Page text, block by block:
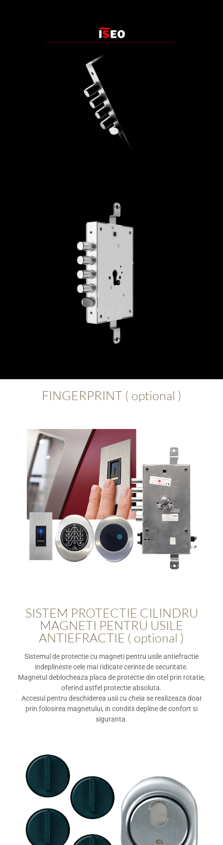
FINGERPRINT ( optional )
SISTEM PROTECTIE CILINDRU
MAGNETI PENTRU USILE
ANTIEFRACTIE ( optional )
Sistemul de protectie cu magneti pentru usile antiefractie
indeplineste cele mai ridicate cerinte de securitate.
Magnetul deblocheaza placa de protectie din otel prin rotatie,
oferind astfel protectie absoluta.
Accesul pentru deschiderea usii cu cheia se realizeaza doar
prin folosirea magnetului, in conditii depline de confort si
siguranta.